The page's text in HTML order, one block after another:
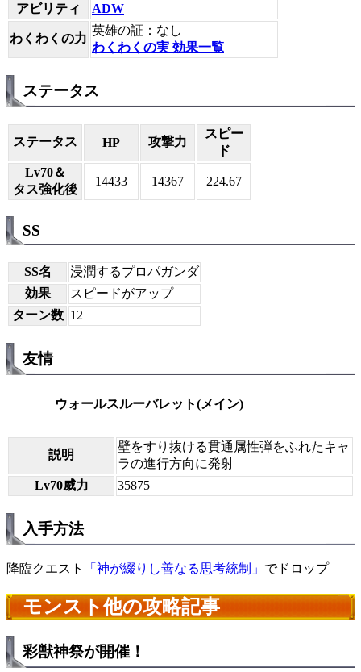
アビリティ ADW
わくわくの力
英雄の証：なし
わくわくの実 効果一覧
ステータス
ステータス HP 攻撃力
スピー
ド
Lv70＆
タス強化後
14433 14367 224.67
SS
SS名
浸潤するプロパガンダ
効果
スピードがアップ
ターン数 12
友情
ウォールスルーバレット(メイン)
説明
壁をすり抜ける貫通属性弾をふれたキャ
ラの進行方向に発射
Lv70威力
35875
入手方法
降臨クエスト 「神が綴りし善なる思考統制」 でドロップ
モンスト他の攻略記事
彩獣神祭が開催！